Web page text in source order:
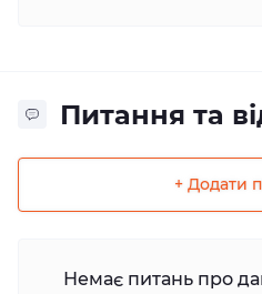
Питання та
+ Додати
Немає питань про